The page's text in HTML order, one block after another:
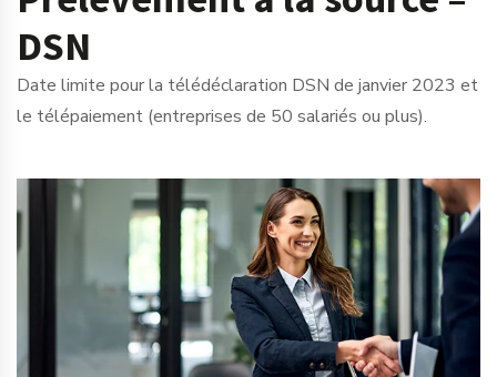
DSN
Date limite pour la télédéclaration DSN de janvier 2023 et
le télépaiement (entreprises de 50 salariés ou plus).